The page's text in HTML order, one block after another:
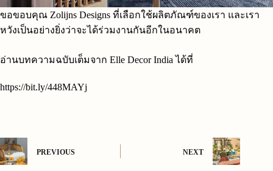
ขอขอบคุณ Zolijns Designs ที่เลือกใช้ผลิตภัณฑ์ของเรา และเรา
หวังเป็นอย่างยิ่งว่าจะได้ร่วมงานกันอีกในอนาคต
อ่านบทความฉบับเต็มจาก Elle Decor India ได้ที่
https://bit.ly/448MAYj
PREVIOUS NEXT